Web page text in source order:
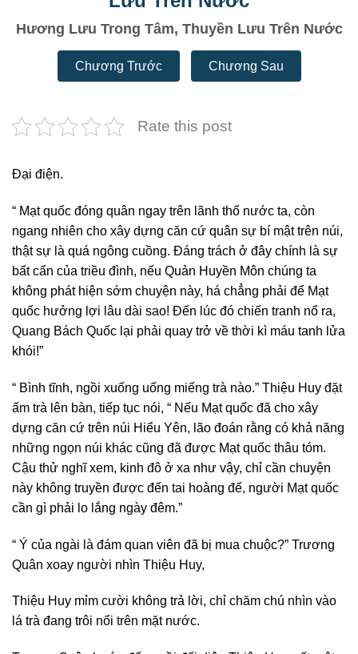
Hương Lưu Trong Tâm, Thuyền Lưu Trên Nước
Chương Trước Chương Sau
Rate this post
Đại điện.
“ Mạt quốc đóng quân ngay trên lãnh thổ nước ta, còn
ngang nhiên cho xây dựng căn cứ quân sự bí mật trên núi,
thật sự là quá ngông cuồng. Đáng trách ở đây chính là sự
bất cẩn của triều đình, nếu Quản Huyền Môn chúng ta
không phát hiện sớm chuyện này, há chẳng phải để Mạt
quốc hưởng lợi lâu dài sao! Đến lúc đó chiến tranh nổ ra,
Quang Bách Quốc lại phải quay trở về thời kì máu tanh lửa
khói!”
“ Bình tĩnh, ngồi xuống uống miếng trà nào.” Thiệu Huy đặt
ấm trà lên bàn, tiếp tục nói, “ Nếu Mạt quốc đã cho xây
dựng căn cứ trên núi Hiểu Yên, lão đoán rằng có khả năng
những ngọn núi khác cũng đã được Mạt quốc thâu tóm.
Cậu thử nghĩ xem, kinh đô ở xa như vậy, chỉ cần chuyện
này không truyền được đến tai hoàng đế, người Mạt quốc
cần gì phải lo lắng ngày đêm.”
“ Ý của ngài là đám quan viên đã bị mua chuộc?” Trương
Quân xoay người nhìn Thiệu Huy,
Thiệu Huy mỉm cười không trả lời, chỉ chăm chú nhìn vào
lá trà đang trôi nổi trên mặt nước.